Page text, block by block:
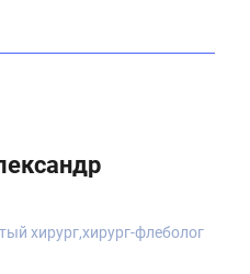
хирург,хирург-флеболог